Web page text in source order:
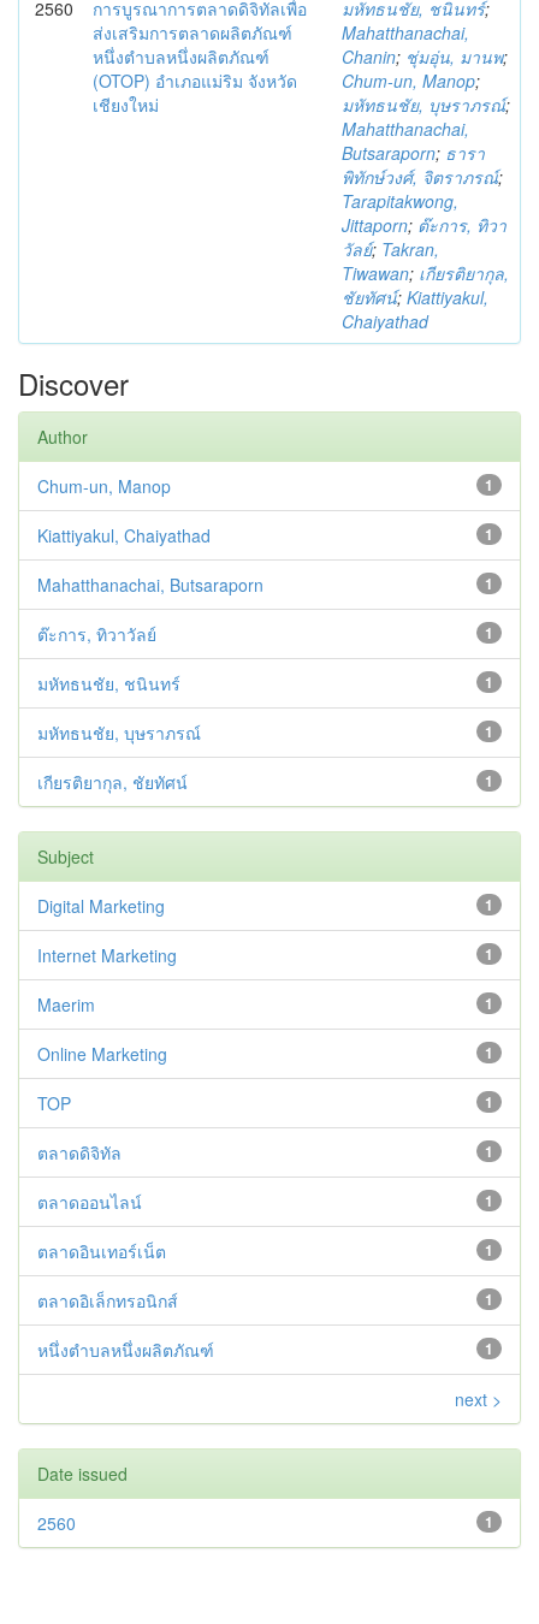
2560
การบูรณาการตลาดดิจิทัลเพื่อ
ส่งเสริมการตลาดผลิตภัณฑ์
หนึ่งตำบลหนึ่งผลิตภัณฑ์
(OTOP) อำเภอแม่ริม จังหวัด
เชียงใหม่
มหัทธนชัย, ชนินทร์;
Mahatthanachai,
Chanin; ชุ่มอุ่น, มานพ;
Chum-un, Manop;
มหัทธนชัย, บุษราภรณ์;
Mahatthanachai,
Butsaraporn; ธารา
พิทักษ์วงศ์, จิตราภรณ์;
Tarapitakwong,
Jittaporn; ต๊ะการ, ทิวา
วัลย์; Takran,
Tiwawan; เกียรติยากุล,
ชัยทัศน์; Kiattiyakul,
Chaiyathad
Discover
Author
1
Chum-un, Manop
1
Kiattiyakul, Chaiyathad
1
Mahatthanachai, Butsaraporn
1
ต๊ะการ, ทิวาวัลย์
1
มหัทธนชัย, ชนินทร์
1
มหัทธนชัย, บุษราภรณ์
1
เกียรติยากุล, ชัยทัศน์
Subject
1
Digital Marketing
1
Internet Marketing
1
Maerim
1
Online Marketing
1
TOP
1
ตลาดดิจิทัล
1
ตลาดออนไลน์
1
ตลาดอินเทอร์เน็ต
1
ตลาดอิเล็กทรอนิกส์
1
หนึ่งตำบลหนึ่งผลิตภัณฑ์
next >
Date issued
1
2560